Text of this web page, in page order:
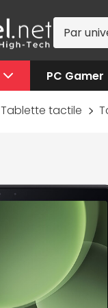
Par
PC Gamer
Tablette tactile